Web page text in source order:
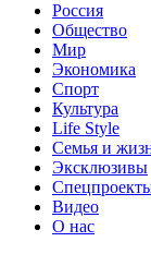
Россия
Общество
Мир
Экономика
Спорт
Культура
Life Style
Семья и
Эксклюзивы
Видео
О нас